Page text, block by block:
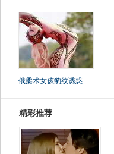
俄柔术女孩豹纹诱惑
精彩推荐